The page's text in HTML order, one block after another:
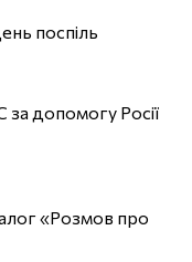
поспіль
за допомогу Росії
«Розмов про